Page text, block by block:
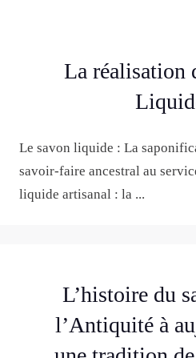
La réalisation
Le savon liquide : La
savoir-faire ancestral au
liquide artisanal : la ...
L’histoire du
l’Antiquité à